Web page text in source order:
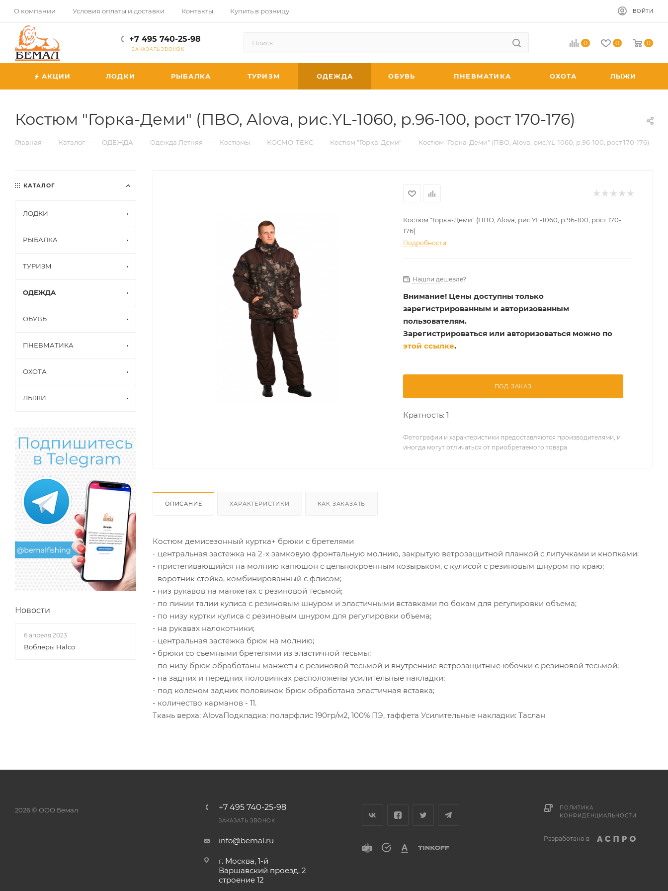
О компании Условия оплаты и доставки Контакты Купить в розницу ВОЙТИ
+7 495 740-25-98
ЗАКАЗАТЬ ЗВОНОК
0 0 0
АКЦИИ ЛОДКИ РЫБАЛКА ТУРИЗМ ОДЕЖДА ОБУВЬ ПНЕВМАТИКА ОХОТА ЛЫЖИ
Костюм "Горка-Деми" (ПВО, Alova, рис.YL-1060, р.96-100, рост 170-176)
Главная — Каталог — ОДЕЖДА — Одежда Летняя — Костюмы — КОСМО-ТЕКС — Костюм "Горка-Деми" — Костюм "Горка-Деми" (ПВО, Alova, рис.YL-1060, р.96-100, рост 170-176)
Костюм "Горка-Деми" (ПВО, Alova, рис.YL-1060, р.96-100, рост 170-
176)
Подробности
Нашли дешевле?
Внимание! Цены доступны только
зарегистрированным и авторизованным
пользователям.
Зарегистрироваться или авторизоваться можно по
этой ссылке.
ПОД ЗАКАЗ
Кратность: 1
Фотографии и характеристики предоставляются производителями, и
иногда могут отличаться от приобретаемого товара
ОПИСАНИЕ ХАРАКТЕРИСТИКИ КАК ЗАКАЗАТЬ
Костюм демисезонный куртка+ брюки с бретелями
- центральная застежка на 2-х замковую фронтальную молнию, закрытую ветрозащитной планкой с липучками и кнопками;
- пристегивающийся на молнию капюшон с цельнокроенным козырьком, с кулисой с резиновым шнуром по краю;
- воротник стойка, комбинированный с флисом;
- низ рукавов на манжетах с резиновой тесьмой;
- по линии талии кулиса с резиновым шнуром и эластичными вставками по бокам для регулировки объема;
- по низу куртки кулиса с резиновым шнуром для регулировки объема;
- на рукавах налокотники;
- центральная застежка брюк на молнию;
- брюки со съемными бретелями из эластичной тесьмы;
- по низу брюк обработаны манжеты с резиновой тесьмой и внутренние ветрозащитные юбочки с резиновой тесьмой;
- на задних и передних половинках расположены усилительные накладки;
- под коленом задних половинок брюк обработана эластичная вставка;
- количество карманов - 11.
Ткань верха: AlovaПодкладка: поларфлис 190гр/м2, 100% ПЭ, таффета Усилительные накладки: Таслан
КАТАЛОГ
ЛОДКИ
РЫБАЛКА
ТУРИЗМ
ОДЕЖДА
ОБУВЬ
ПНЕВМАТИКА
ОХОТА
ЛЫЖИ
Новости
6 апреля 2023
Воблеры Halco
2026 © ООО Бемал +7 495 740-25-98
ЗАКАЗАТЬ ЗВОНОК
info@bemal.ru
г. Москва, 1-й
Варшавский проезд, 2
строение 12
ПОЛИТИКА
КОНФИДЕНЦИАЛЬНОСТИ
Разработано в